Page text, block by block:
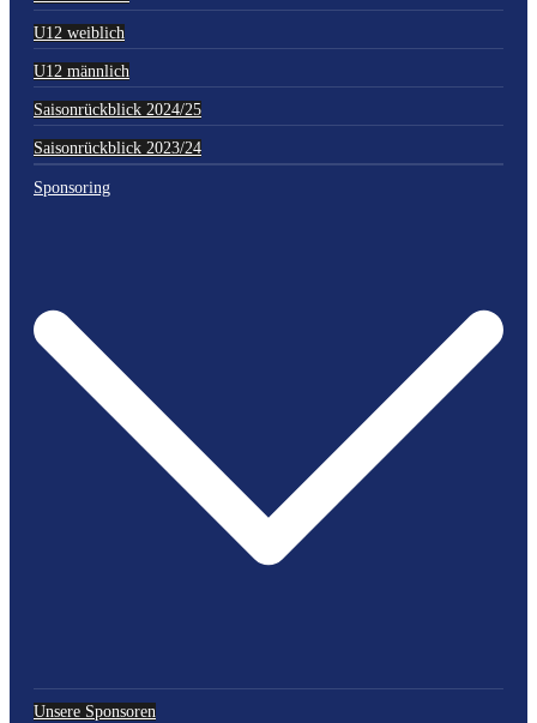
U12 weiblich
U12 männlich
Saisonrückblick 2024/25
Saisonrückblick 2023/24
Sponsoring
Unsere Sponsoren